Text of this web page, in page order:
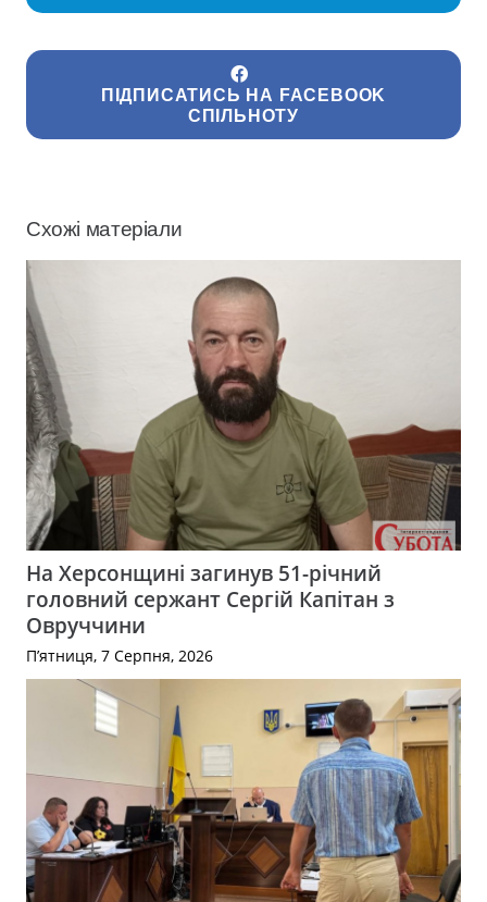
ПІДПИСАТИСЬ НА FACEBOOK
СПІЛЬНОТУ
Схожі матеріали
На Херсонщині загинув 51-річний
головний сержант Сергій Капітан з
Овруччини
П’ятниця, 7 Серпня, 2026